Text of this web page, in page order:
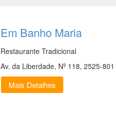
Em Banho Maria
Restaurante Tradicional
Av. da Liberdade, Nº 118, 2525-
Mais Detalhes